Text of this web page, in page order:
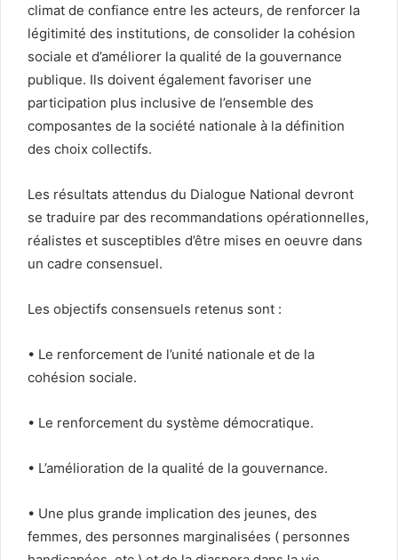
climat de confiance entre les acteurs, de renforcer la
légitimité des institutions, de consolider la cohésion
sociale et d’améliorer la qualité de la gouvernance
publique. Ils doivent également favoriser une
participation plus inclusive de l’ensemble des
composantes de la société nationale à la définition
des choix collectifs.
Les résultats attendus du Dialogue National devront
se traduire par des recommandations opérationnelles,
réalistes et susceptibles d’être mises en oeuvre dans
un cadre consensuel.
Les objectifs consensuels retenus sont :
• Le renforcement de l’unité nationale et de la
cohésion sociale.
• Le renforcement du système démocratique.
• L’amélioration de la qualité de la gouvernance.
• Une plus grande implication des jeunes, des
femmes, des personnes marginalisées ( personnes